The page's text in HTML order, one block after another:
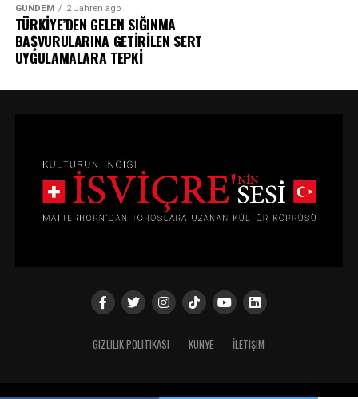
GÜNDEM 2 Jahren ago
TÜRKİYE’DEN GELEN SIĞINMA
BAŞVURULARINA GETİRİLEN SERT
UYGULAMALARA TEPKİ
GIZLILIK POLITIKASI KÜNYE İLETIŞIM